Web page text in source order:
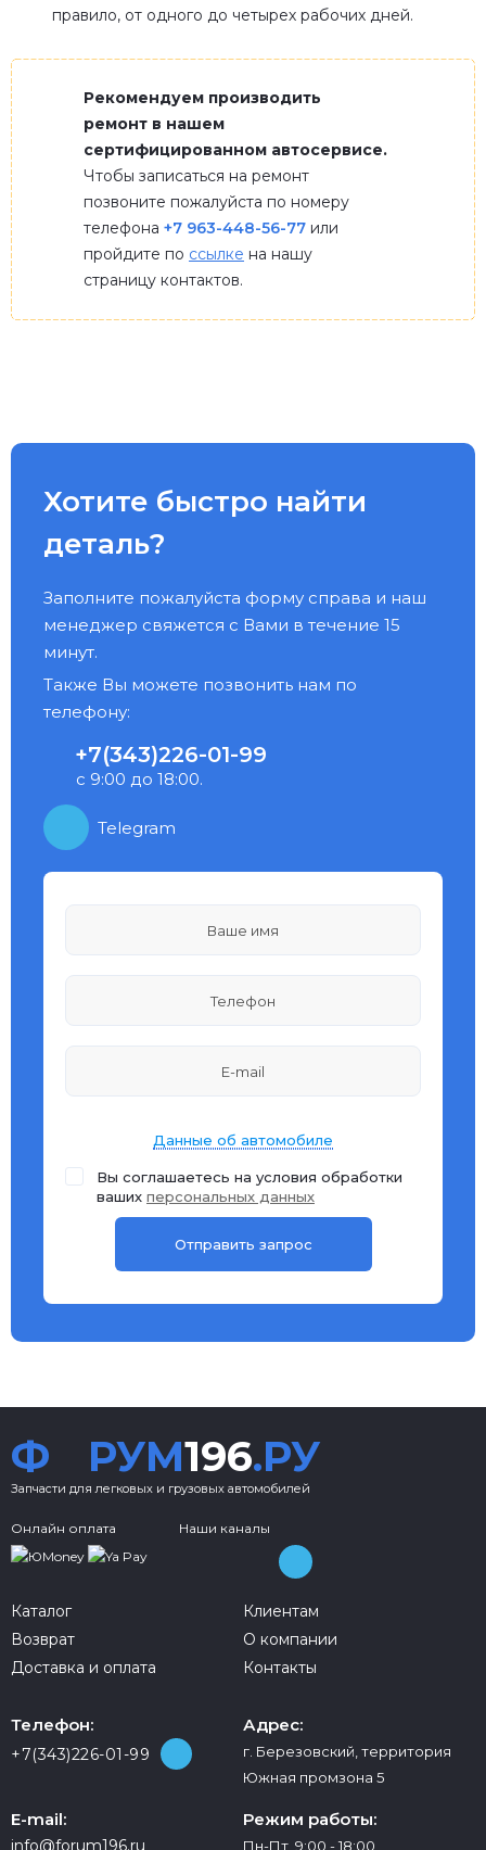
правило, от одного до четырех рабочих дней.
Рекомендуем производить
ремонт в нашем
сертифицированном автосервисе.
Чтобы записаться на ремонт
позвоните пожалуйста по номеру
телефона +7 963-448-56-77 или
пройдите по ссылке на нашу
страницу контактов.
Хотите быстро найти
деталь?
Заполните пожалуйста форму справа и наш
менеджер свяжется с Вами в течение 15
минут.
Также Вы можете позвонить нам по
телефону:
+7(343)226-01-99
с 9:00 до 18:00.
Telegram
Данные об автомобиле
Вы соглашаетесь на условия обработки
ваших персональных данных
Ф РУМ196.РУ
Запчасти для легковых и грузовых автомобилей
Онлайн оплата Наши каналы
Каталог
Возврат
Доставка и оплата
Клиентам
О компании
Контакты
Телефон:
+7(343)226-01-99
Адрес:
г. Березовский, территория
Южная промзона 5
E-mail:
info@forum196.ru
Режим работы:
Пн-Пт 9:00 - 18:00